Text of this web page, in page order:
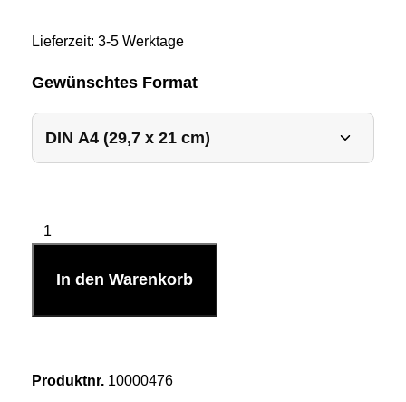
Lieferzeit: 3-5 Werktage
Gewünschtes Format
In den Warenkorb
Produktnr. 10000476